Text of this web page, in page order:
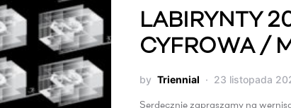
LABIRYNTY
CYFROWA /
by Triennial 23 listopada
Serdecznie zapraszamy na